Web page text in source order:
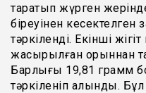
таратып жүрген
біреуінен кесектелген
тәркіленді. Екінші
жасырылған орыннан
Барлығы 19,81 грамм
тәркіленіп алынды. Бұл